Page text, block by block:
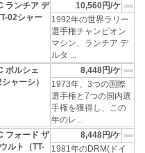
ランチア デ
02シャー
10,560円/ケ
1992年の世界ラリー
選手権チャンピオン
マシン、ランチア デ
ルタ ...
ポルシェ
ャーシ）
8,448円/ケ
1973年、3つの国際
選手権と7つの国内選
手権を獲得し、この
年のレ...
フォード ザ
ルト（TT-
8,448円/ケ
1981年のDRM(ドイ